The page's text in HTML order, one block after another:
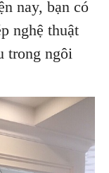
nay, bạn có
nghệ thuật
trong ngôi